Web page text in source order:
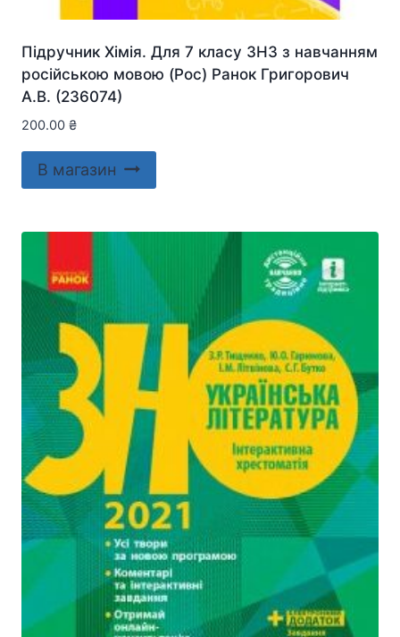
Підручник Хімія. Для 7 класу ЗНЗ з навчанням
російською мовою (Рос) Ранок Григорович
А.В. (236074)
200.00 ₴
В магазин